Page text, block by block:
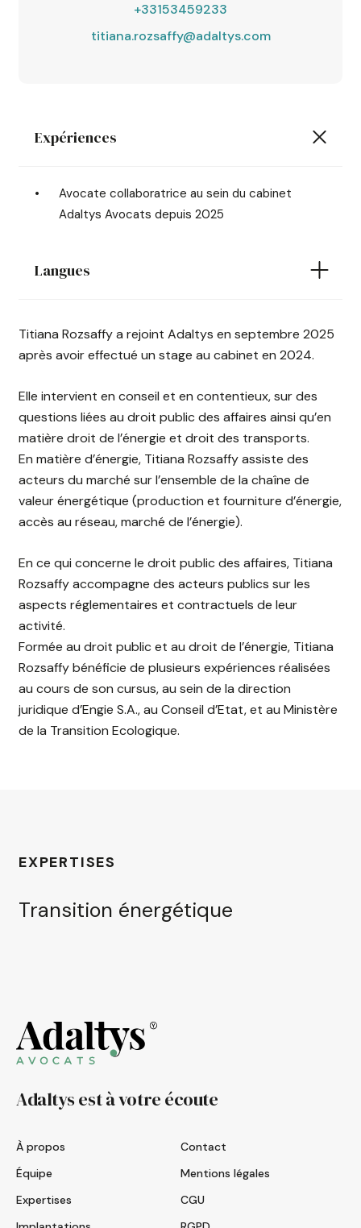
+33153459233
titiana.rozsaffy@adaltys.com
Expériences
Avocate collaboratrice au sein du cabinet
Adaltys Avocats depuis 2025
Langues
Titiana Rozsaffy a rejoint Adaltys en septembre 2025
après avoir effectué un stage au cabinet en 2024.
Elle intervient en conseil et en contentieux, sur des
questions liées au droit public des affaires ainsi qu’en
matière droit de l’énergie et droit des transports.
En matière d’énergie, Titiana Rozsaffy assiste des
acteurs du marché sur l’ensemble de la chaîne de
valeur énergétique (production et fourniture d’énergie,
accès au réseau, marché de l’énergie).
En ce qui concerne le droit public des affaires, Titiana
Rozsaffy accompagne des acteurs publics sur les
aspects réglementaires et contractuels de leur
activité.
Formée au droit public et au droit de l’énergie, Titiana
Rozsaffy bénéficie de plusieurs expériences réalisées
au cours de son cursus, au sein de la direction
juridique d’Engie S.A., au Conseil d’Etat, et au Ministère
de la Transition Ecologique.
EXPERTISES
Transition énergétique
Adaltys est à votre écoute
À propos
Équipe
Expertises
Contact
Mentions légales
CGU